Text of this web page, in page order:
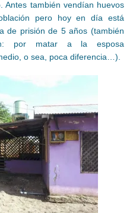
Antes también vendían huevos
pero hoy en día está
de prisión de 5 años (también
por matar a la esposa
o sea, poca diferencia…).